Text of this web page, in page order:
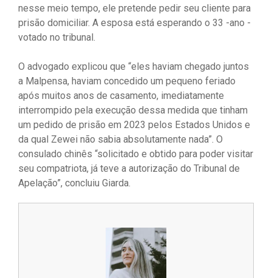
nesse meio tempo, ele pretende pedir seu cliente para
prisão domiciliar. A esposa está esperando o 33 -ano -
votado no tribunal.
O advogado explicou que “eles haviam chegado juntos
a Malpensa, haviam concedido um pequeno feriado
após muitos anos de casamento, imediatamente
interrompido pela execução dessa medida que tinham
um pedido de prisão em 2023 pelos Estados Unidos e
da qual Zewei não sabia absolutamente nada”. O
consulado chinês “solicitado e obtido para poder visitar
seu compatriota, já teve a autorização do Tribunal de
Apelação”, concluiu Giarda.